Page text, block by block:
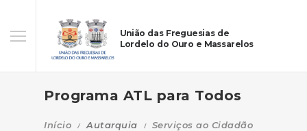
União das Freguesias de
Lordelo do Ouro e Massarelos
Programa ATL para Todos
Início Autarquia
Serviços ao Cidadão